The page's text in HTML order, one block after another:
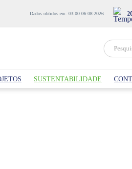
Dados obtidos em: 03:00 06-08-2026
SUSTENTABILIDADE